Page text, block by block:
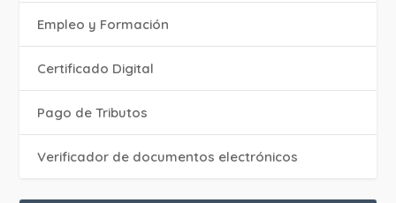
Empleo y Formación
Certificado Digital
Pago de Tributos
Verificador de documentos electrónicos